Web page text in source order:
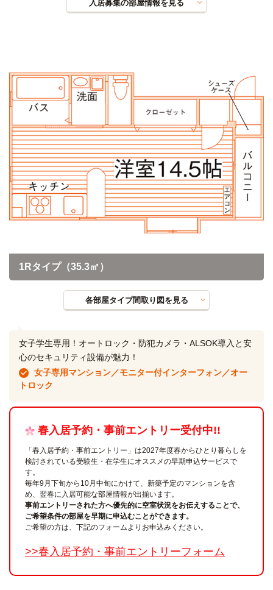
入居募集の部屋情報を見る
1Rタイプ（35.3㎡）
各部屋タイプ間取り図を見る
女子学生専用！オートロック・防犯カメラ・ALSOK導入と安
心のセキュリティ設備が魅力！
女子専用マンション／モニター付インターフォン／オー
トロック
春入居予約・事前エントリー受付中!!
「春入居予約・事前エントリー」は2027年度春からひとり暮らしを
検討されている受験生・在学生にオススメの早期申込サービスで
す。
毎年9月下旬から10月中旬にかけて、新築予定のマンションを含
め、翌春に入居可能な部屋情報が出揃います。
事前エントリーされた方へ優先的に空室状況をお伝えすることで、
ご希望条件の部屋を早期に申込むことができます。
ご希望の方は、下記のフォームよりお申込みください。
>>春入居予約・事前エントリーフォーム